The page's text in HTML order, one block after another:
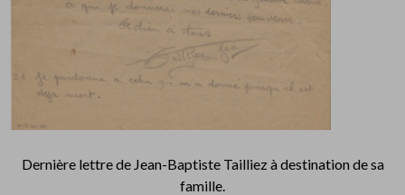
Dernière lettre de Jean-Baptiste Tailliez à destination de sa
famille.